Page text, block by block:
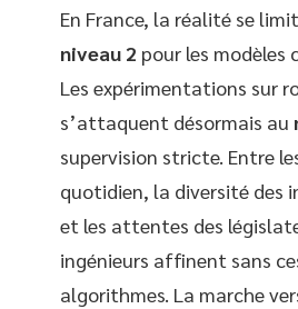
En France, la réalité se
niveau 2 pour les modèles
Les expérimentations sur
s’attaquent désormais au
supervision stricte. Entre
quotidien, la diversité des
et les attentes des
ingénieurs affinent sans
algorithmes. La marche